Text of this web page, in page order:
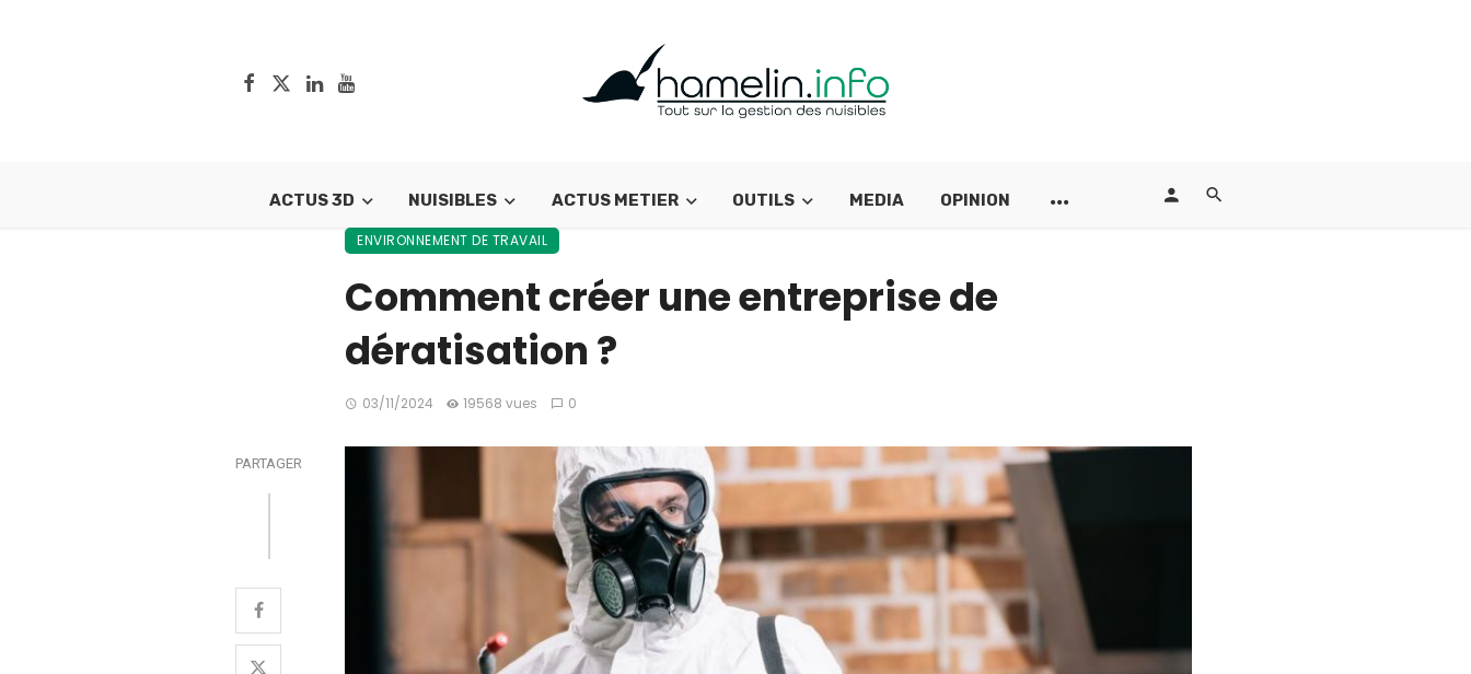
ACTUS 3D NUISIBLES ACTUS METIER OUTILS MEDIA OPINION
ENVIRONNEMENT DE TRAVAIL
Comment créer une entreprise de
dératisation ?
03/11/2024 19568 vues 0
PARTAGER